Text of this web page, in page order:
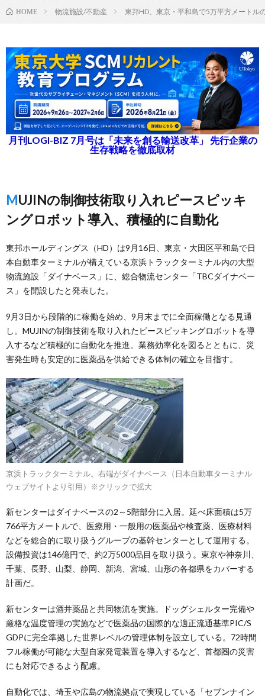
HOME 物流施設/不動産 東邦HD、東京・平和島で5万平方メートル
月刊LOGI-BIZ 7月号は「未来を創る輸送改革」 先行企業の
生存戦略を徹底取材
MUJINの制御技術取り入れピースピッキ
ングロボット導入、積極的に自動化
東邦ホールディングス（HD）は9月16日、東京・大田区平和島で日
本自動車ターミナルが構えている京浜トラックターミナル内の大型
物流施設「ダイナベース」に、総合物流センター「TBCダイナベー
ス」を開設したと発表した。
9月3日から段階的に稼働を始め、9月末までに全面稼働となる見通
し。MUJINの制御技術を取り入れたピースピッキングロボットを導
入するなど積極的に自動化を推進。業務効率化を図るとともに、災
害発生時も安定的に医薬品を供給できる体制の確立を目指す。
京浜トラックターミナル。右端がダイナベース（日本自動車ターミナル
ウェブサイトより引用）※クリックで拡大
新センターはダイナベースの2～5階部分に入居。延べ床面積は5万
766平方メートルで、医療用・一般用の医薬品や検査薬、医療材料
などを総合的に取り扱うグループの基幹センターとして運用する。
設備投資は146億円で、約2万5000品目を取り扱う。東京や神奈川、
千葉、長野、山梨、静岡、新潟、宮城、山形の各都県をカバーする
計画だ。
新センターは酒井薬品と共同物流を実施。ドッグシェルター完備や
厳格な温度管理の実施などで医薬品の国際的な適正流通基準PIC/S
GDPに完全準拠した世界レベルの管理体制を設立している。72時間
フル稼働が可能な大型自家発電装置を導入するなど、首都圏の災害
にも対応できるよう配慮。
自動化では、埼玉や広島の物流拠点で実現している「セブンナイン